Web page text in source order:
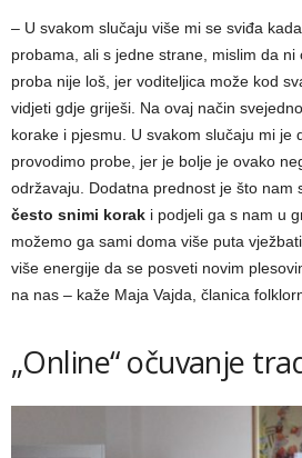
– U svakom slučaju više mi se sviđa
probama, ali s jedne strane, mislim da ni
proba nije loš, jer voditeljica može kod
vidjeti gdje griješi. Na ovaj način
korake i pjesmu. U svakom slučaju mi je
provodimo probe, jer je bolje je ovako
održavaju. Dodatna prednost je što nam
često snimi korak i podjeli ga s nam u
možemo ga sami doma više puta
više energije da se posveti novim
na nas – kaže Maja Vajda, članica
„Online“ očuvanje